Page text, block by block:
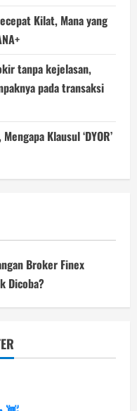
Kilat, Mana yang
tanpa kejelasan,
pada transaksi
Klausul ‘DYOR’
Broker Finex
Dicoba?